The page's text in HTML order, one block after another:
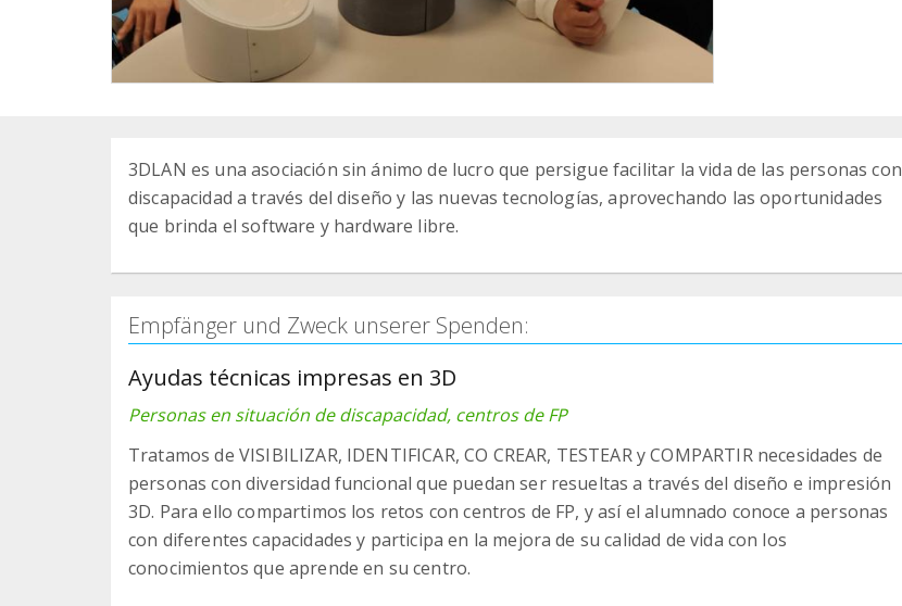
3DLAN es una asociación sin ánimo de lucro que persigue facilitar la vida de las personas con
discapacidad a través del diseño y las nuevas tecnologías, aprovechando las oportunidades
que brinda el software y hardware libre.
Empfänger und Zweck unserer Spenden:
Ayudas técnicas impresas en 3D
Personas en situación de discapacidad, centros de FP
Tratamos de VISIBILIZAR, IDENTIFICAR, CO CREAR, TESTEAR y COMPARTIR necesidades de
personas con diversidad funcional que puedan ser resueltas a través del diseño e impresión
3D. Para ello compartimos los retos con centros de FP, y así el alumnado conoce a personas
con diferentes capacidades y participa en la mejora de su calidad de vida con los
conocimientos que aprende en su centro.